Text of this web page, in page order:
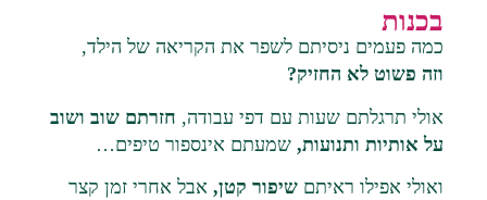
בכנות
כמה פעמים ניסיתם לשפר את הקריאה של הילד,
וזה פשוט לא החזיק?
אולי תרגלתם שעות עם דפי עבודה, חזרתם שוב ושוב
על אותיות ותנועות, שמעתם אינספור טיפים…
ואולי אפילו ראיתם שיפור קטן, אבל אחרי זמן קצר